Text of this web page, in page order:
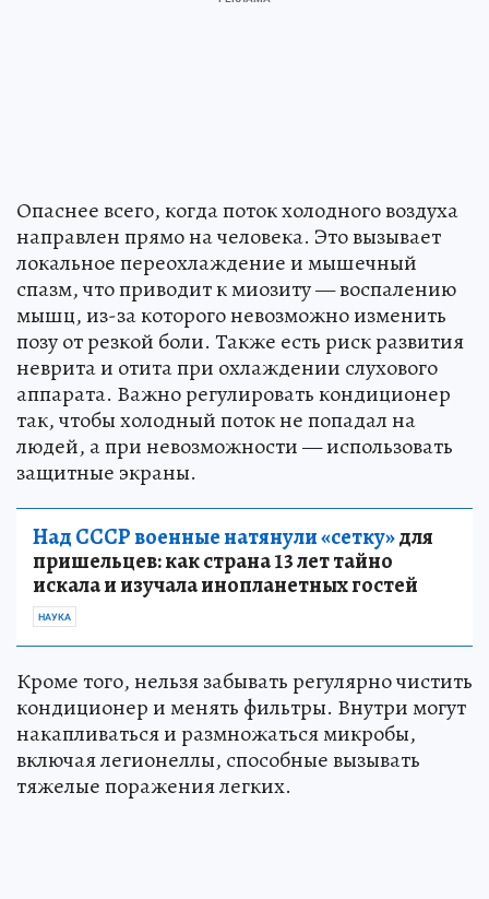
Опаснее всего, когда поток холодного воздуха
направлен прямо на человека. Это вызывает
локальное переохлаждение и мышечный
спазм, что приводит к миозиту — воспалению
мышц, из-за которого невозможно изменить
позу от резкой боли. Также есть риск развития
неврита и отита при охлаждении слухового
аппарата. Важно регулировать кондиционер
так, чтобы холодный поток не попадал на
людей, а при невозможности — использовать
защитные экраны.
Над СССР военные натянули «сетку»для
пришельцев: как страна 13 лет тайно
искала и изучала инопланетных гостей
НАУКА
Кроме того, нельзя забывать регулярно чистить
кондиционер и менять фильтры. Внутри могут
накапливаться и размножаться микробы,
включая легионеллы, способные вызывать
тяжелые поражения легких.